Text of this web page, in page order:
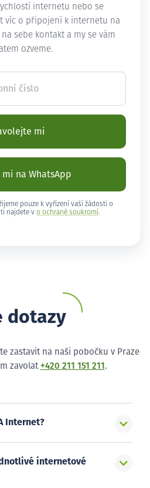
internetu nebo se
víc o připojení k internetu na
sebe kontakt a my se vám
ozveme.
číslo
mi
mi na WhatsApp
pouze k vyřízení vaší žádosti o
najdete v o ochraně soukromí .
dotazy
zastavit na naši pobočku v Praze
zavolat +420 211 151 211 .
Internet?
internetové